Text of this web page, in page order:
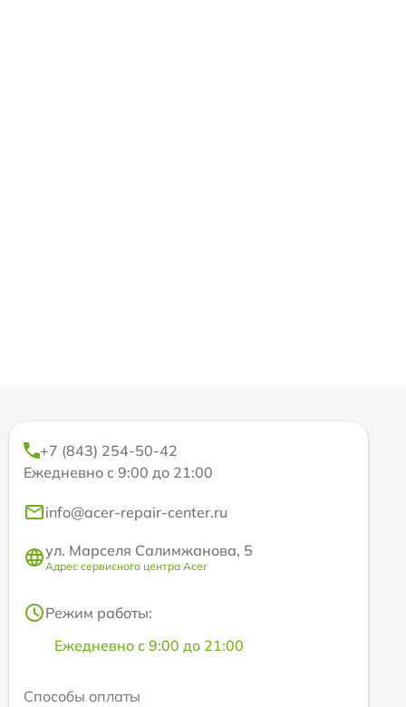
+7 (843) 254-50-42
Ежедневно с 9:00 до 21:00
info@acer-repair-center.ru
ул. Марселя Салимжанова, 5
Адрес сервисного центра Acer
Режим работы:
Ежедневно с 9:00 до 21:00
Способы оплаты